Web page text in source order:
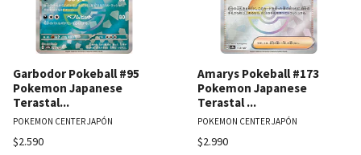
Garbodor Pokeball #95
Pokemon Japanese
Terastal...
POKEMON CENTER JAPÓN
$2.590
Amarys Pokeball #173
Pokemon Japanese
Terastal ...
POKEMON CENTER JAPÓN
$2.990